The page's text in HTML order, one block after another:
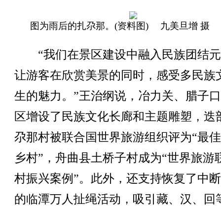
图为雨后的扎尕那。(资料图) 九美旦增 摄
“我们在景区建设中融入民族团结
让游客在欣赏美景的同时，感受多民族
生的魅力。”王治纲说，冶力关、腊子
区增设了民族文化长廊和主题雕塑，迭
尕那村被联合国世界旅游组织评为“最
乡村”，舟曲县土桥子村成为“世界旅游
村振兴案例”。此外，还支持恢复了中
的临潭万人扯绳活动，吸引藏、汉、回